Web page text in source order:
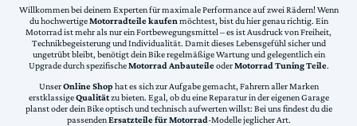
Willkommen bei deinem Experten für maximale Performance auf zwei Rädern! Wenn
du hochwertigeMotorradteile kaufen möchtest, bist du hier genau richtig. Ein
Motorrad ist mehr als nur ein Fortbewegungsmittel – es ist Ausdruck von Freiheit,
Technikbegeisterung und Individualität. Damit dieses Lebensgefühl sicher und
ungetrübt bleibt, benötigt dein Bike regelmäßige Wartung und gelegentlich ein
Upgrade durch spezifischeMotorrad AnbauteileoderMotorrad Tuning Teile.
UnserOnline Shophat es sich zur Aufgabe gemacht, Fahrern aller Marken
erstklassigeQualitätzu bieten. Egal, ob du eine Reparatur in der eigenen Garage
planst oder dein Bike optisch und technisch aufwerten willst: Bei uns findest du die
passendenErsatzteile für Motorrad-Modelle jeglicher Art.